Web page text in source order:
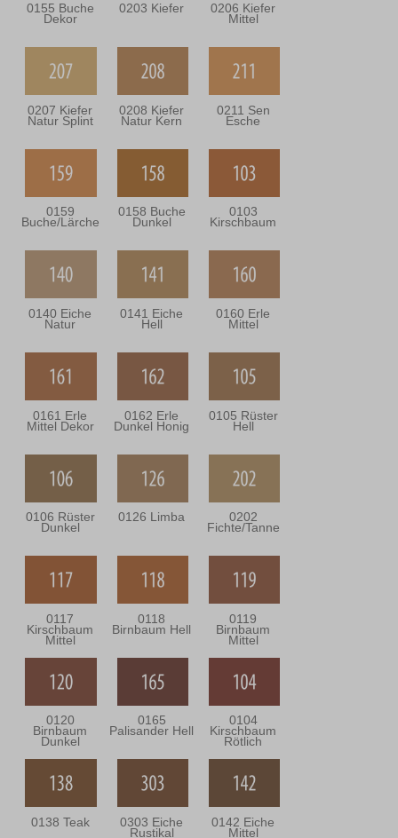
0155 Buche
Dekor
0203 Kiefer 0206 Kiefer
Mittel
0207 Kiefer
Natur Splint
0208 Kiefer
Natur Kern
0211 Sen
Esche
0159
Buche/Lärche
0158 Buche
Dunkel
0103
Kirschbaum
0140 Eiche
Natur
0141 Eiche
Hell
0160 Erle
Mittel
0161 Erle
Mittel Dekor
0162 Erle
Dunkel Honig
0105 Rüster
Hell
0106 Rüster
Dunkel
0126 Limba 0202
Fichte/Tanne
0117
Kirschbaum
Mittel
0118
Birnbaum Hell
0119
Birnbaum
Mittel
0120
Birnbaum
Dunkel
0165
Palisander Hell
0104
Kirschbaum
Rötlich
0138 Teak 0303 Eiche
Rustikal
0142 Eiche
Mittel